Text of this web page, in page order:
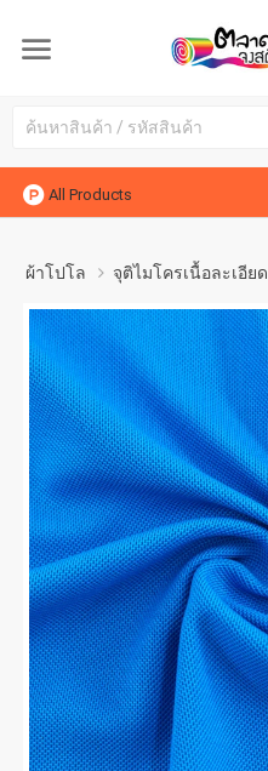
All Products
ผ้าโปโล จุติไมโครเนื้อละเอียด